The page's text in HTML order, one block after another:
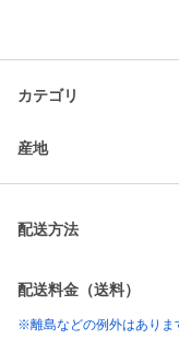
カテゴリ
産地
配送方法
配送料金（送料）
※離島などの例外はありま